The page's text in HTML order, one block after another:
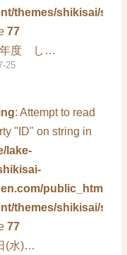
themes/shikisai/
77
年度 し…
25
: Attempt to read
"ID" on string in
lake-
public_html/wp-
themes/shikisai/
77
(水)…